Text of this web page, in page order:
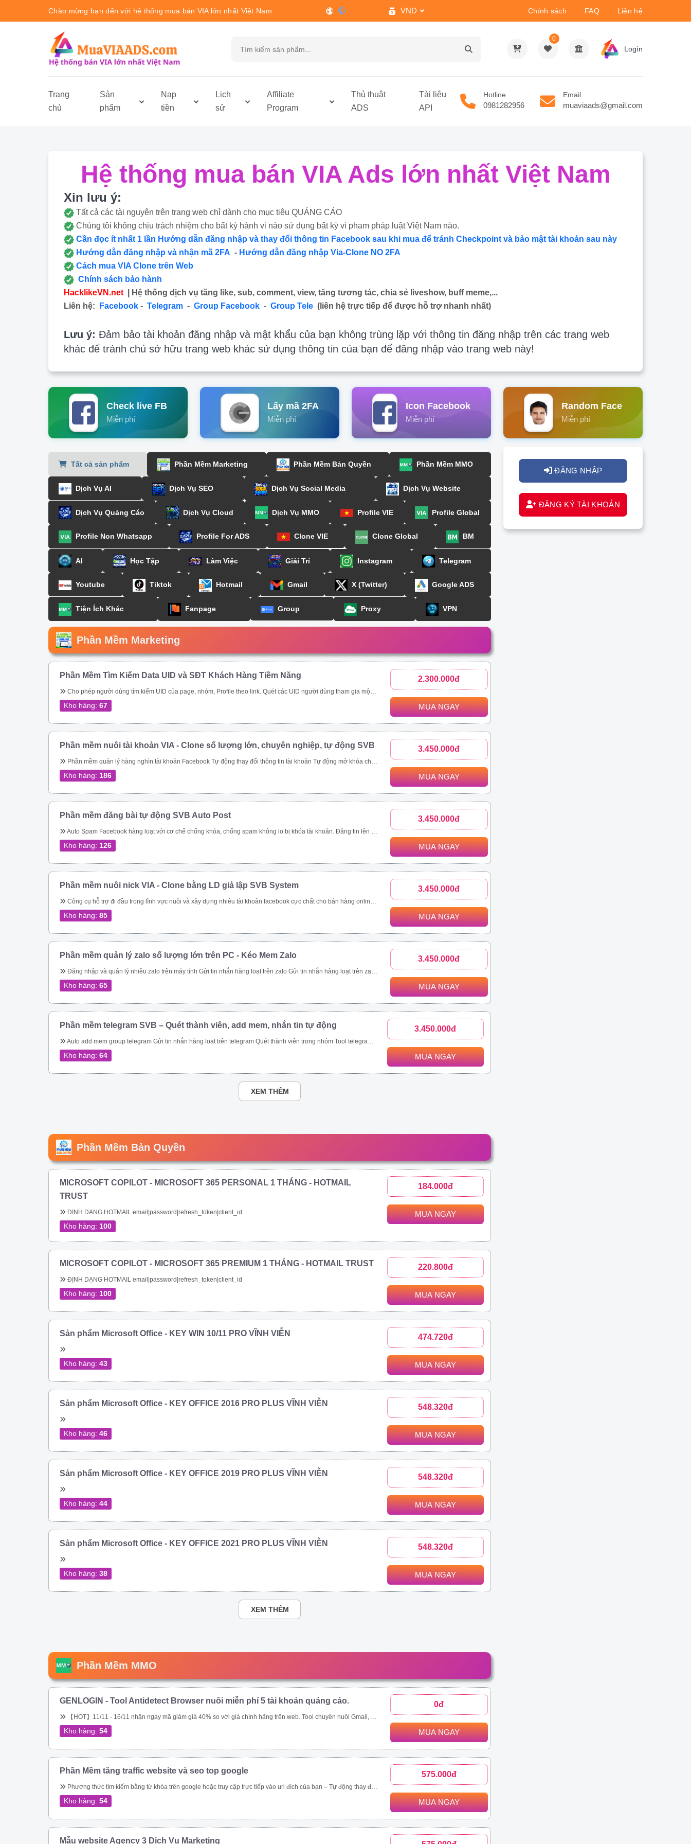
Chào mừng bạn đến với hệ thống mua bán VIA lớn nhất Việt Nam VND Chính sách FAQ Liên hệ
0
Login
Trang
chủ
Sản
phẩm
Nạp
tiền
Lịch
sử
Affiliate
Program
Thủ thuật
ADS
Tài liệu
API
Hotline
0981282956
Email
muaviaads@gmail.com
Hệ thống mua bán VIA Ads lớn nhất Việt Nam
Xin lưu ý:
Tất cả các tài nguyên trên trang web chỉ dành cho mục tiêu QUẢNG CÁO
Chúng tôi không chịu trách nhiệm cho bất kỳ hành vi nào sử dụng bất kỳ vi phạm pháp luật Việt Nam nào.
Cần đọc ít nhất 1 lần Hướng dẫn đăng nhập và thay đổi thông tin Facebook sau khi mua để tránh Checkpoint và bảo mật tài khoản sau này
Hướng dẫn đăng nhập và nhận mã 2FA - Hướng dẫn đăng nhập Via-Clone NO 2FA
Cách mua VIA Clone trên Web
Chính sách bảo hành
HacklikeVN.net | Hệ thống dịch vụ tăng like, sub, comment, view, tăng tương tác, chia sẻ liveshow, buff meme,...
Liên hệ:
Facebook - Telegram - Group Facebook - Group Tele (liên hệ trực tiếp để được hỗ trợ nhanh nhất)
Lưu ý: Đảm bảo tài khoản đăng nhập và mật khẩu của bạn không trùng lặp với thông tin đăng nhập trên các trang web
khác để tránh chủ sở hữu trang web khác sử dụng thông tin của bạn để đăng nhập vào trang web này!
Check live FB
Miễn phí
Lấy mã 2FA
Miễn phí
Icon Facebook
Miễn phí
Random Face
Miễn phí
Tất cả sản phẩm Phần Mềm Marketing Phần Mềm Bản Quyền Phần Mềm MMO
Dịch Vụ AI Dịch Vụ SEO Dịch Vụ Social Media Dịch Vụ Website
Dịch Vụ Quảng Cáo Dịch Vụ Cloud Dịch Vụ MMO Profile VIE Profile Global
Profile Non Whatsapp Profile For ADS Clone VIE Clone Global BM
AI Học Tập Làm Việc Giải Trí Instagram Telegram
Youtube Tiktok Hotmail Gmail X (Twitter) Google ADS
Tiện Ích Khác Fanpage Group Proxy VPN
Phần Mềm Marketing
Phần Mềm Tìm Kiếm Data UID và SĐT Khách Hàng Tiềm Năng
Cho phép người dùng tìm kiếm UID của page, nhóm, Profile theo link. Quét các UID người dùng tham gia một nhóm Quét ID bài viết của một nhóm Cho phép quét UID tương tác của một bài viết bất kỳ trong group Thực hiện tìm kiếm nhóm, tên nhóm, thành viên nhóm, trạng thái nhóm theo từ khóa Quét UID của người dùng đã thực hiện tương tác vào các bài viết trong group. Toàn bộ UID tương tác bài viết trên 1 page cộng đồng, page thương hiệu. Các bài viết được quét thường có lượng tương tác khủng. Ngoài đánh giá phản ứng người dùng (like/tym, giận dữ…), công cụ thu thập và phân tích comment khách hàng đưa ra đánh giá toàn diện nhất.
Kho hàng: 67
2.300.000đ
MUA NGAY
Phần mềm nuôi tài khoản VIA - Clone số lượng lớn, chuyên nghiệp, tự động SVB
Phần mềm quản lý hàng nghìn tài khoản Facebook Tự động thay đổi thông tin tài khoản Tự động mở khóa checkpoint Tự động seeding bài viết livestream, like page, follow theo uid Xây dựng và copy ảnh nội dung tài khoản đang nuôi theo 1 tài khoản mẫu
Kho hàng: 186
3.450.000đ
MUA NGAY
Phần mềm đăng bài tự động SVB Auto Post
Auto Spam Facebook hàng loạt với cơ chế chống khóa, chống spam không lo bị khóa tài khoản. Đăng tin lên group, page, cmt group tự động nhanh chóng Spam inbox theo bạn bè, theo Uid. Giải quyết triệt để bài toán spam của Facebook Tiếp cận khách hàng tiềm năng nhanh chóng Dễ dàng chăm sóc khách hàng, tiết kiệm thời gian hiệu quả Quản lí bài viết dễ dàng, thông minh Nhanh chóng đưa thông tin đến khách hàng trên nhiều kênh như group, fanpage, profile Là giải pháp marketing, quảng cáo, đăng tin bán hàng hoàn toàn tự động và chuyên nghiệp
Kho hàng: 126
3.450.000đ
MUA NGAY
Phần mềm nuôi nick VIA - Clone bằng LD giả lập SVB System
Công cụ hỗ trợ đi đầu trong lĩnh vực nuôi và xây dựng nhiêu tài khoản facebook cực chất cho bán hàng online Quản lý nuôi nick tự động 1 nick trên 1 điện thoại ảo riêng biệt Đăng bài, comment tự động lên các hội nhóm Quản lí bạn bè tự động Tự động tham gia nhóm Thiết lập tương tác nick tự động Seeding video livestream bán hàng online Tăng view, tăng mắt xem, comment, chia sẻ livestream Nhắn tin đến khách hàng tiềm năng tự động
Kho hàng: 85
3.450.000đ
MUA NGAY
Phần mềm quản lý zalo số lượng lớn trên PC - Kéo Mem Zalo
Đăng nhập và quản lý nhiều zalo trên máy tính Gửi tin nhắn hàng loạt trên zalo Gửi tin nhắn hàng loạt trên zalo theo danh bạ. Gửi tin nhắn zalo hàng loạt theo phân loại trên danh bạ. Gửi tin nhắn zalo hàng loạt, tự động vào các group. Gửi tin nhắn zalo tự động theo thành viên nhóm zalo nhanh chóng. Kết bạn zalo tự động số lượng lớn Phần mềm quản lý zalo còn giúp bạn tiếp cận hàng triệu khách hàng trên nền tảng nhanh chóng. Kết bạn zalo hàng loạt là tính năng giúp bạn thực hiện mục tiêu này. Với tính năng kết bạn zalo này, bạn có thể Kết bạn zalo theo danh sách SĐT có sẵn. Kết bạn zalo hàng loạt theo thành viên nhóm Tăng thành viên nhóm zalo nhanh chóng Mời bạn bè tham gia nhóm zalo theo danh sách bạn bè. Mời bạn bè tham gia nhóm zalo theo số điện thoại có sẵn.
Kho hàng: 65
3.450.000đ
MUA NGAY
Phần mềm telegram SVB – Quét thành viên, add mem, nhắn tin tự động
Auto add mem group telegram Gửi tin nhắn hàng loạt trên telegram Quét thành viên trong nhóm Tool telegram join nhóm tự động
Kho hàng: 64
3.450.000đ
MUA NGAY
XEM THÊM
Phần Mềm Bản Quyền
MICROSOFT COPILOT - MICROSOFT 365 PERSONAL 1 THÁNG - HOTMAIL
TRUST
ĐỊNH DẠNG HOTMAIL email|password|refresh_token|client_id
Kho hàng: 100
184.000đ
MUA NGAY
MICROSOFT COPILOT - MICROSOFT 365 PREMIUM 1 THÁNG - HOTMAIL TRUST
ĐỊNH DẠNG HOTMAIL email|password|refresh_token|client_id
Kho hàng: 100
220.800đ
MUA NGAY
Sản phẩm Microsoft Office - KEY WIN 10/11 PRO VĨNH VIỄN
Kho hàng: 43
474.720đ
MUA NGAY
Sản phẩm Microsoft Office - KEY OFFICE 2016 PRO PLUS VĨNH VIỄN
Kho hàng: 46
548.320đ
MUA NGAY
Sản phẩm Microsoft Office - KEY OFFICE 2019 PRO PLUS VĨNH VIỄN
Kho hàng: 44
548.320đ
MUA NGAY
Sản phẩm Microsoft Office - KEY OFFICE 2021 PRO PLUS VĨNH VIỄN
Kho hàng: 38
548.320đ
MUA NGAY
XEM THÊM
Phần Mềm MMO
GENLOGIN - Tool Antidetect Browser nuôi miễn phí 5 tài khoản quảng cáo.
【HOT】11/11 - 16/11 nhận ngay mã giảm giá 40% so với giá chính hãng trên web. Tool chuyên nuôi Gmail, nuôi tài khoản Google Ads. Miễn phí 5 profile trọn đời. Sắp tới ae sẽ được tặng miễn phí, hoặc được \\\\\\\\\\\\\\\\\\\\\\\\\\\\\\\&amp;amp;quot;mua rẻ\\\\\\\\\\\\\\\\\\\\\\\\\\\\\\\&amp;amp;quot; các tool tự động thông qua ứng dụng này - Auto đăng nhập gmail, auto nuôi mail, auto tạo tài khoản quảng cáo, auto add thẻ, auto kháng....
Kho hàng: 54
0đ
MUA NGAY
Phần Mềm tăng traffic website và seo top google
Phương thức tìm kiếm bằng từ khóa trên google hoặc truy cập trực tiếp vào url đích của bạn – Tự động thay đổi địa chỉ IP – Tự động thay đổi Local IP – Giả lập được trên Mobile, Tablet, Laptop, Tablet bằng UserAgent và giả lập được trên mọi trình duyệt, hệ điều hành. – Chạy đa luồng (Mở nhiều cửa sổ cùng lúc) để tăng tốc độ SEO. Vĩnh viễn, bảo hành 1 đổi 1 tool Video demo : https://drive.google.com/drive/folders/1tPeGf4iXaQ1i7g7s_LQQlKB9Qcmt_-Cm
Kho hàng: 54
575.000đ
MUA NGAY
Mẫu website Agency 3 Dịch Vụ Marketing
ĐĂNG NHẬP
ĐĂNG KÝ TÀI KHOẢN